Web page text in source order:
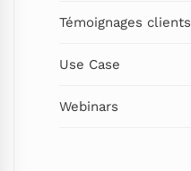
Témoignages clients
Use Case
Webinars